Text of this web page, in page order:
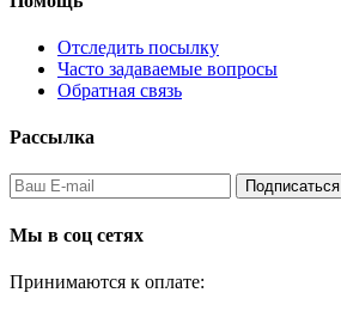
Отследить посылку
Часто задаваемые вопросы
Обратная связь
Рассылка
Подписаться
Мы в соц сетях
Принимаются к оплате: